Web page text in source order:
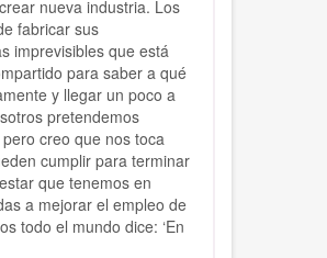
nueva industria. Los
fabricar sus
imprevisibles que está
para saber a qué
y llegar un poco a
pretendemos
creo que nos toca
cumplir para terminar
que tenemos en
a mejorar el empleo de
todo el mundo dice: ‘En